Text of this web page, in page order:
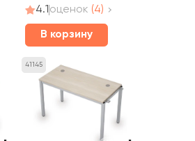
4.1 оценок (4)
В корзину
41145